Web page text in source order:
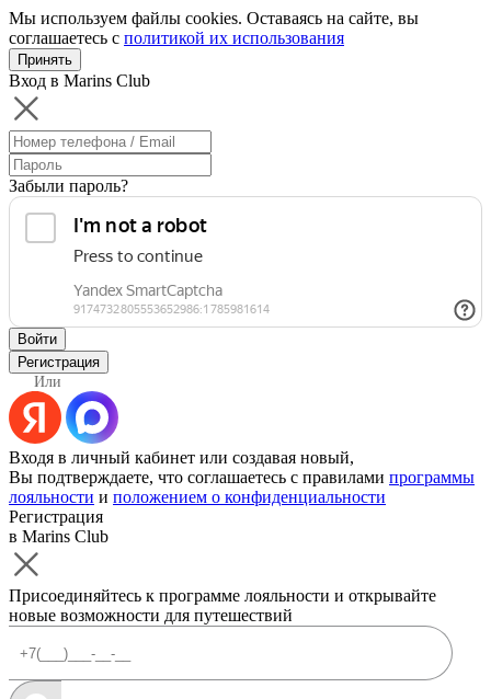
Мы используем файлы cookies. Оставаясь на сайте, вы
соглашаетесь с политикой их использования
Принять
Вход в Marins Club
Забыли пароль?
Войти
Регистрация
Или
Входя в личный кабинет или создавая новый,
Вы подтверждаете, что соглашаетесь с правилами программы
лояльности и положением о конфиденциальности
Регистрация
в Marins Club
Присоединяйтесь к программе лояльности и открывайте
новые возможности для путешествий